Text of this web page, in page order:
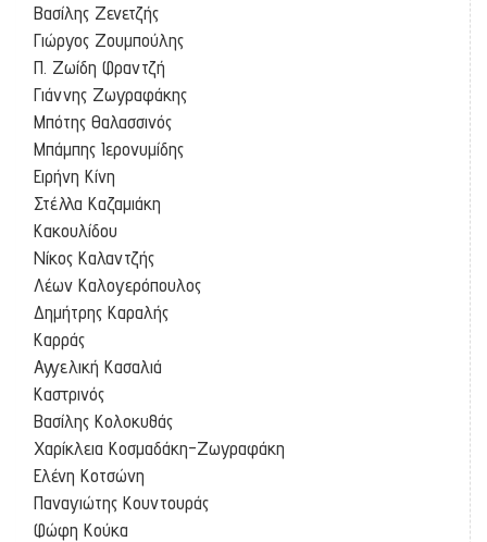
Βασίλης Ζενετζής
Γιώργος Ζουμπούλης
Π. Ζωίδη Φραντζή
Γιάννης Ζωγραφάκης
Μπότης Θαλασσινός
Μπάμπης Ιερονυμίδης
Ειρήνη Κίνη
Στέλλα Καζαμιάκη
Κακουλίδου
Νίκος Καλαντζής
Λέων Καλογερόπουλος
Δημήτρης Καραλής
Καρράς
Αγγελική Κασαλιά
Καστρινός
Βασίλης Κολοκυθάς
Χαρίκλεια Κοσμαδάκη-Ζωγραφάκη
Ελένη Κοτσώνη
Παναγιώτης Κουντουράς
Φώφη Κούκα